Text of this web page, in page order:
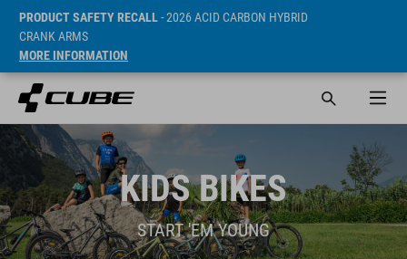
PRODUCT SAFETY RECALL- 2026 ACID CARBON HYBRID
CRANK ARMS
MORE INFORMATION
KIDS BIKES
START 'EM YOUNG